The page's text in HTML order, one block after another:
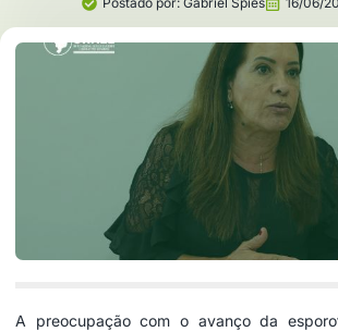
A preocupação com o avanço da